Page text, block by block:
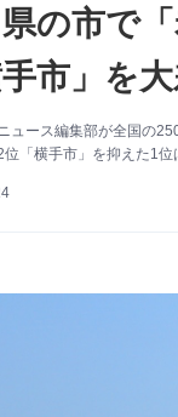
の市で
手市」を
ュース編集部が全国の
位「横手市」を抑えた1位